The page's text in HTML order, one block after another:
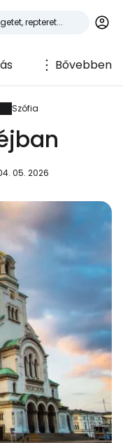
Bővebben
Szófia
05. 2026
a